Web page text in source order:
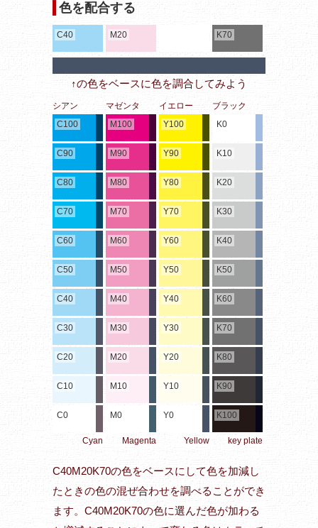
色を配合する
C40 M20 K70
↑の色をベースに色を調合してみよう
シアン
C100
C90
C80
C70
C60
C50
C40
C30
C20
C10
C0
Cyan
マゼンタ
M100
M90
M80
M70
M60
M50
M40
M30
M20
M10
M0
Magenta
イエロー
Y100
Y90
Y80
Y70
Y60
Y50
Y40
Y30
Y20
Y10
Y0
Yellow
ブラック
K0
K10
K20
K30
K40
K50
K60
K70
K80
K90
K100
key plate
C40M20K70の色をベースにして色を加減し
たときの色の混ぜ合わせを調べることができ
ます。C40M20K70の色に選んだ色が加わる